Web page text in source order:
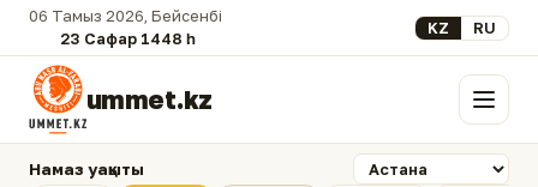
06 Тамыз 2026, Бейсенбі
23 Сафар 1448 һ.
Select your
KZ RU
ummet.kz Мәзір
Намаз уақыты